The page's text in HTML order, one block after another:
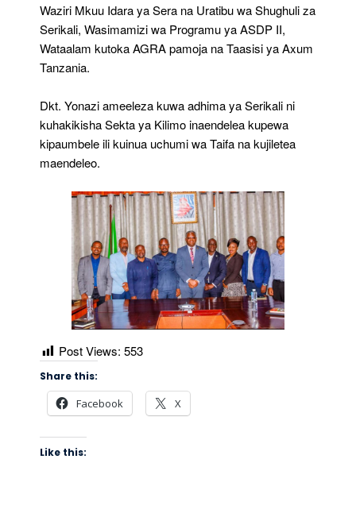
Waziri Mkuu Idara ya Sera na Uratibu wa Shughuli za
Serikali, Wasimamizi wa Programu ya ASDP II,
Wataalam kutoka AGRA pamoja na Taasisi ya Axum
Tanzania.
Dkt. Yonazi ameeleza kuwa adhima ya Serikali ni
kuhakikisha Sekta ya Kilimo inaendelea kupewa
kipaumbele ili kuinua uchumi wa Taifa na kujiletea
maendeleo.
Post Views: 553
Share this:
Facebook X
Like this: